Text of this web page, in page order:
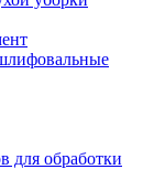
для обработки